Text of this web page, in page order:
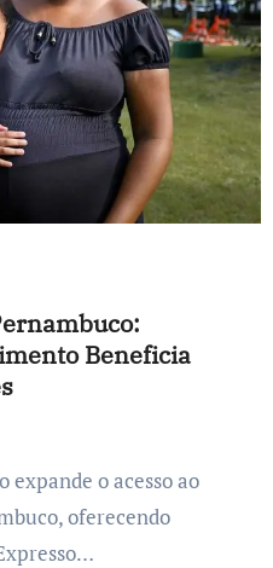
Beneficia
oferecendo